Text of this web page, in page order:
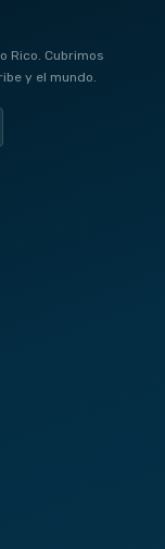
Rico. Cubrimos
y el mundo.